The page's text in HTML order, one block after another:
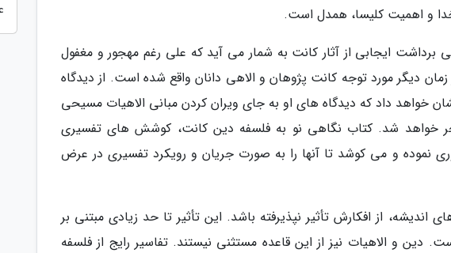
و اهمیت کلیسا، همدل است.
ایجابی از آثار کانت به شمار می آید که علی رغم مهجور و مغفول
دیگر مورد توجه کانت پژوهان و الاهی دانان واقع شده است. از دیدگاه
خواهد داد که دیدگاه های او به جای ویران کردن مبانی الاهیات مسیحی
خواهد شد. کتاب نگاهی نو به فلسفه دین کانت، کوشش های تفسیری
نموده و می کوشد تا آنها را به صورت جریان و رویکرد تفسیری در عرض
از افکارش تأثیر نپذیرفته باشد. این تأثیر تا حد زیادی مبتنی بر
و الاهیات نیز از این قاعده مستثنی نیستند. تفاسیر رایج از فلسفه